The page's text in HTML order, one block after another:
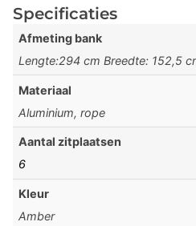
Specificaties
Afmeting bank
Lengte:294 cm Breedte: 152,5
Materiaal
Aluminium, rope
Aantal zitplaatsen
6
Kleur
Amber